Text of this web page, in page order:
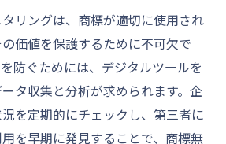
リングは、商標が適切に使用され
価値を保護するために不可欠で
防ぐためには、デジタルツールを
タ収集と分析が求められます。企
を定期的にチェックし、第三者に
を早期に発見することで、商標無